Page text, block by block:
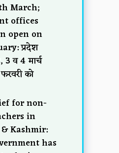
March;
offices
open on
प्रदेश
3 व 4 मार्च
को
for non-
in
Kashmir:
has